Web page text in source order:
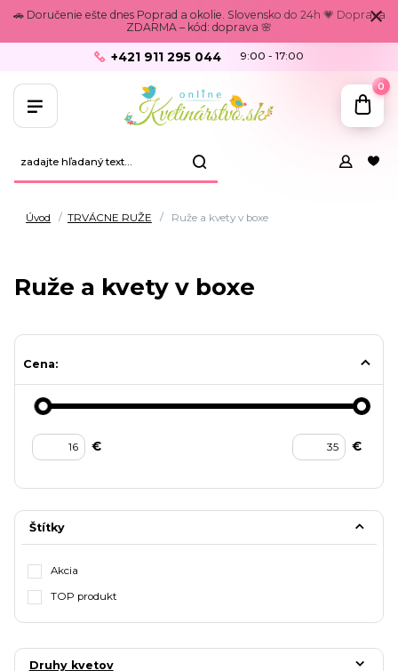
🚗 Doručenie ešte dnes Poprad a okolie. Slovensko do 24h 💗 Doprava
ZDARMA – kód: doprava 🌸
+421 911 295 044 9:00 - 17:00
0
Úvod TRVÁCNE RUŽE Ruže a kvety v boxe
Ruže a kvety v boxe
Cena:
€ €
Štítky
Akcia
TOP produkt
Druhy kvetov